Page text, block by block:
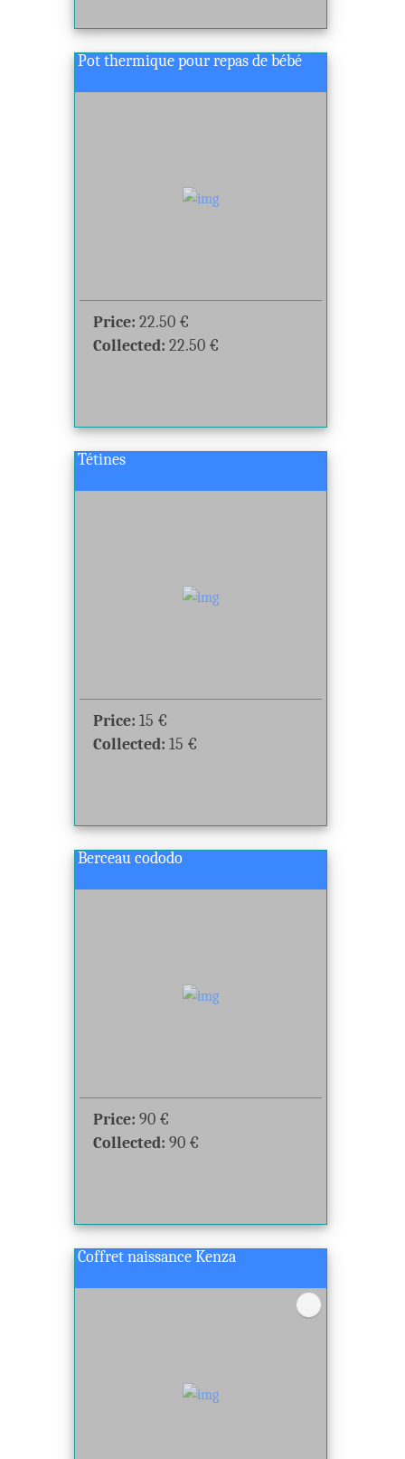
Pot thermique pour repas de bébé
Price: 22.50 €
Collected: 22.50 €
Price: 15 €
Collected: 15 €
Berceau cododo
Price: 90 €
Collected: 90 €
Coffret naissance Kenza